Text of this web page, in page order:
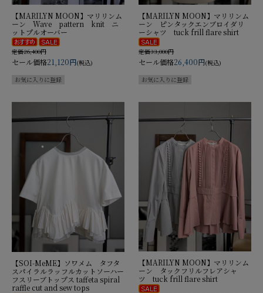
【MARILYN MOON】マリリンム
ーン Wave pattern knit ニ
ットプルオーバー
定価26,400円
セール価格21,120円(税込)
【MARILYN MOON】マリリンム
ーン ピンタックエンブロイダリ
ーシャツ tuck frill flare shirt
定価33,000円
セール価格26,400円(税込)
【SOI-MeME】ソワメム タフタ
スパイラルラッフルカットソーハー
フスリーブトップス taffeta spiral
raffle cut and sew tops
【MARILYN MOON】マリリンム
ーン タックフリルフレアシャ
ツ tuck frill flare shirt